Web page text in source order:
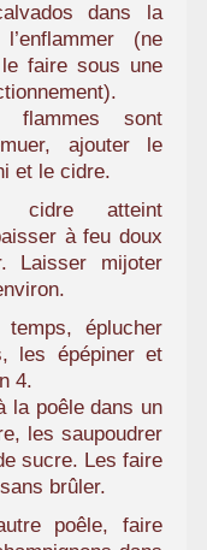
dans la
(ne
faire sous une
flammes sont
ajouter le
et le cidre.
cidre atteint
à feu doux
Laisser mijoter
temps, éplucher
les épépiner et
4.
la poêle dans un
les saupoudrer
sucre. Les faire
brûler.
poêle, faire